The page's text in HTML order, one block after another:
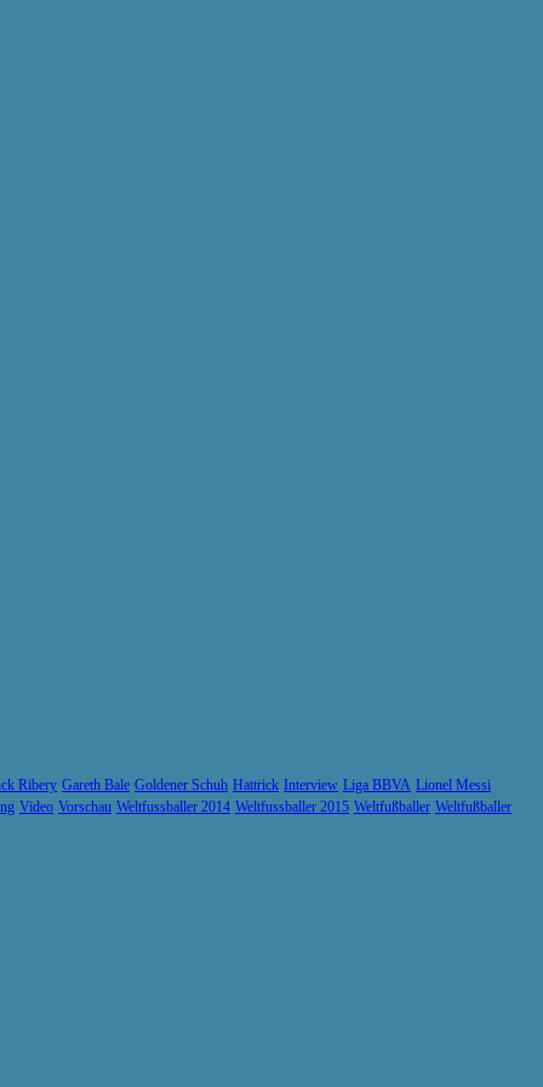
Ribery Gareth Bale Goldener Schuh Hattrick Interview Liga BBVA Lionel Messi
Video Vorschau Weltfussballer 2014 Weltfussballer 2015 Weltfußballer Weltfußballer